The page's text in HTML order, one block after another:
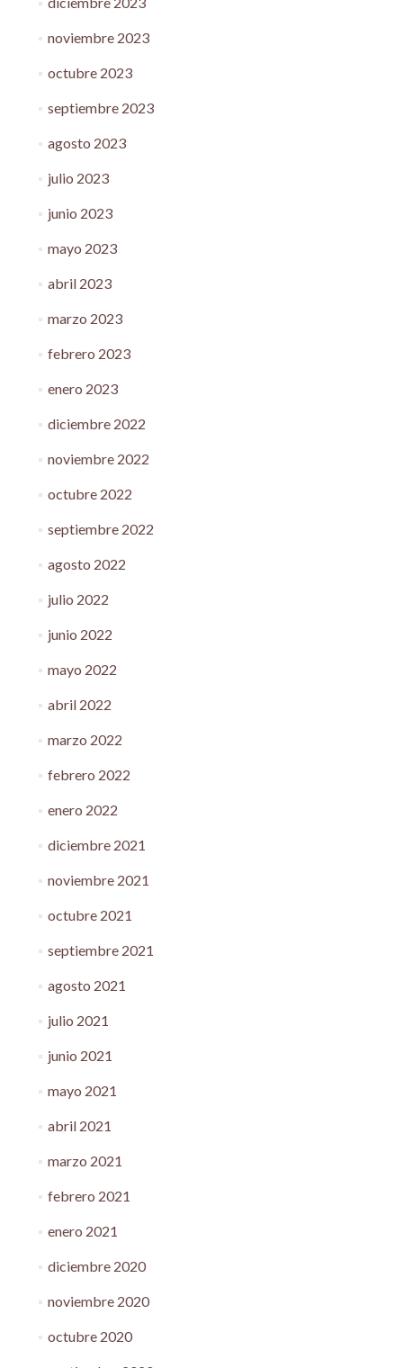
noviembre 2023
octubre 2023
septiembre 2023
agosto 2023
julio 2023
junio 2023
mayo 2023
abril 2023
marzo 2023
febrero 2023
enero 2023
diciembre 2022
noviembre 2022
octubre 2022
septiembre 2022
agosto 2022
julio 2022
junio 2022
mayo 2022
abril 2022
marzo 2022
febrero 2022
enero 2022
diciembre 2021
noviembre 2021
octubre 2021
septiembre 2021
agosto 2021
julio 2021
junio 2021
mayo 2021
abril 2021
marzo 2021
febrero 2021
enero 2021
diciembre 2020
noviembre 2020
octubre 2020